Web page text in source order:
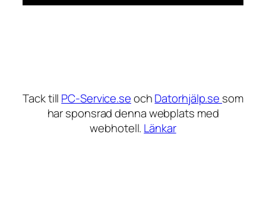
Tack till PC-Service.seochDatorhjälp.se som
har sponsrad denna webplats med
webhotell. Länkar